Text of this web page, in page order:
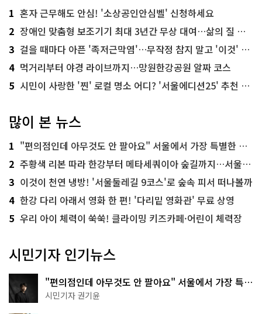
1 혼자 근무해도 안심! '소상공인안심벨' 신청하세요
2 장애인 맞춤형 보조기기 최대 3년간 무상 대여…삶의 질 높인다
3 걸을 때마다 아픈 '족저근막염'…무작정 참지 말고 '이것' 해보세요!
4 먹거리부터 야경 라이브까지…망원한강공원 알짜 코스
5 시민이 사랑한 '찐' 로컬 명소 어디? '서울에디션25' 추천 코스
많이 본 뉴스
1 "편의점인데 아무것도 안 팔아요" 서울에서 가장 특별한 편의점의 정체
2 주황색 리본 따라 한강부터 메타세쿼이아 숲길까지…서울둘레길 15코스
3 이것이 천연 냉방! '서울둘레길 9코스'로 숲속 피서 떠나볼까
4 한강 다리 아래서 영화 한 편! '다리밑 영화관' 무료 상영
5 우리 아이 체력이 쑥쑥! 클라이밍 키즈카페·어린이 체력장
시민기자 인기뉴스
"편의점인데 아무것도 안 팔아요" 서울에서 가장 특별
한 편의점의 정체
시민기자 권기윤